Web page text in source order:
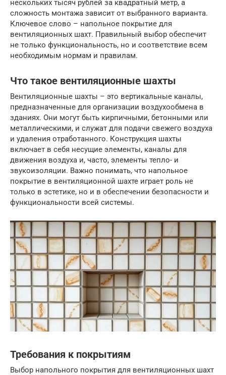
нескольких тысяч рублей за квадратный метр, а
сложность монтажа зависит от выбранного варианта.
Ключевое слово – напольное покрытие для
вентиляционных шахт. Правильный выбор обеспечит
не только функциональность, но и соответствие всем
необходимым нормам и правилам.
Что такое вентиляционные шахты
Вентиляционные шахты – это вертикальные каналы,
предназначенные для организации воздухообмена в
зданиях. Они могут быть кирпичными, бетонными или
металлическими, и служат для подачи свежего воздуха
и удаления отработанного. Конструкция шахты
включает в себя несущие элементы, каналы для
движения воздуха и, часто, элементы тепло- и
звукоизоляции. Важно понимать, что напольное
покрытие в вентиляционной шахте играет роль не
только в эстетике, но и в обеспечении безопасности и
функциональности всей системы.
Требования к покрытиям
Выбор напольного покрытия для вентиляционных шахт